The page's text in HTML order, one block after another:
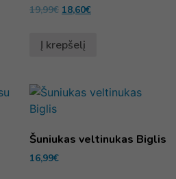
19,99€ 18,60€
Į krepšelį
Šuniukas veltinukas Biglis
16,99€